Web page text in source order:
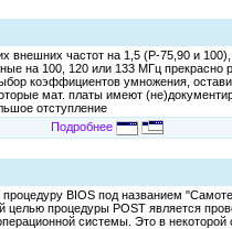
внешних частот на 1,5 (P-75,90 и
на 100, 120 или 133 МГц прекрасно
коэффициентов умножения,
мат. платы имеют
отступление
Подробнее
BIOS под названием
процедуры POST является
системы. Это в некоторой